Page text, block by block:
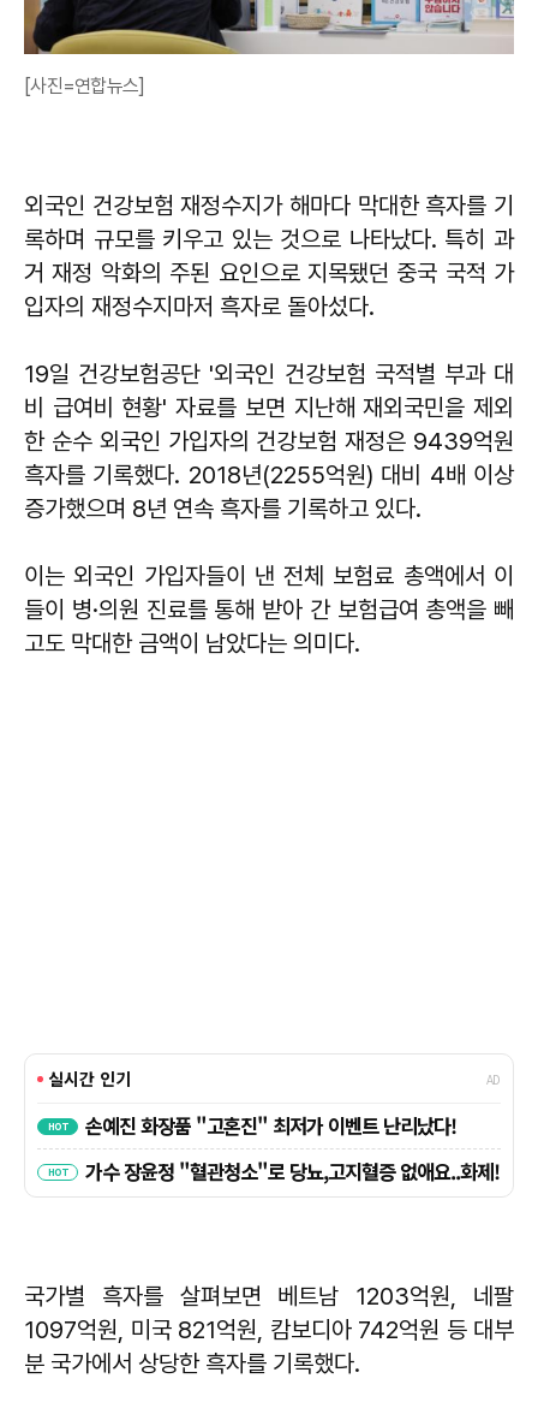
[사진=연합뉴스]
외국인 건강보험 재정수지가 해마다 막대한 흑자를 기
록하며 규모를 키우고 있는 것으로 나타났다. 특히 과
거 재정 악화의 주된 요인으로 지목됐던 중국 국적 가
입자의 재정수지마저 흑자로 돌아섰다.
19일 건강보험공단 '외국인 건강보험 국적별 부과 대
비 급여비 현황' 자료를 보면 지난해 재외국민을 제외
한 순수 외국인 가입자의 건강보험 재정은 9439억원
흑자를 기록했다. 2018년(2255억원) 대비 4배 이상
증가했으며 8년 연속 흑자를 기록하고 있다.
이는 외국인 가입자들이 낸 전체 보험료 총액에서 이
들이 병·의원 진료를 통해 받아 간 보험급여 총액을 빼
고도 막대한 금액이 남았다는 의미다.
국가별 흑자를 살펴보면 베트남 1203억원, 네팔
1097억원, 미국 821억원, 캄보디아 742억원 등 대부
분 국가에서 상당한 흑자를 기록했다.